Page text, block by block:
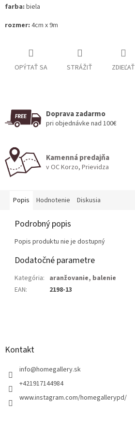
farba: biela
rozmer: 4cm x 9m
OPÝTAŤ SA STRÁŽIŤ ZDIEĽAŤ
Doprava zadarmo
pri objednávke nad 100€
Kamenná predajňa
v OC Korzo, Prievidza
Popis Hodnotenie Diskusia
Podrobný popis
Popis produktu nie je dostupný
Dodatočné parametre
Kategória: aranžovanie, balenie
EAN: 2198-13
Kontakt
info@homegallery.sk
+421917144984
www.instagram.com/homegallerypd/